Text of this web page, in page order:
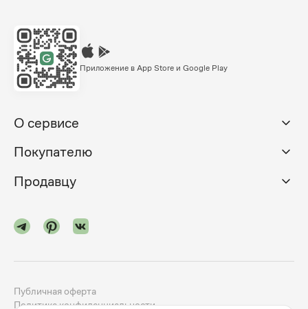
Приложение в App Store и Google Play
О сервисе
Покупателю
Продавцу
Публичная оферта
Политика конфиденциальности